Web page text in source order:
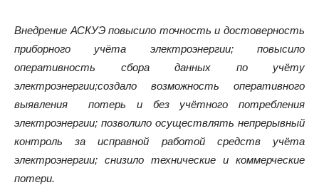
Внедрение АСКУЭ повысило точность и достоверность
приборного учёта электроэнергии; повысило
оперативность сбора данных по учёту
электроэнергии;создало возможность оперативного
выявления потерь и без учётного потребления
электроэнергии; позволило осуществлять непрерывный
контроль за исправной работой средств учёта
электроэнергии; снизило технические и коммерческие
потери.